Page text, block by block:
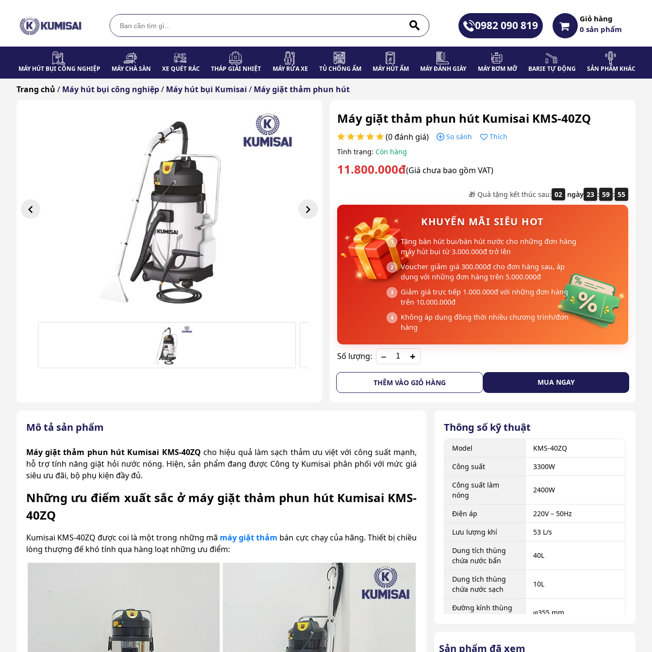
0982 090 819
Giỏ hàng
0sản phẩm
MÁY HÚT BỤI CÔNG NGHIỆP MÁY CHÀ SÀN XE QUÉT RÁC THÁP GIẢI NHIỆT MÁY RỬA XE TỦ CHỐNG ẨM MÁY HÚT ẨM MÁY ĐÁNH GIÀY MÁY BƠM MỠ BARIE TỰ ĐỘNG SẢN PHẨM KHÁC
Trang chủ / Máy hút bụi công nghiệp / Máy hút bụi Kumisai / Máy giặt thảm phun hút
Máy giặt thảm phun hút Kumisai KMS-40ZQ
(0 đánh giá) So sánh
Thích
Tình trạng: Còn hàng
11.800.000đ(Giá chưa bao gồm VAT)
🎁 Quà tặng kết thúc sau: 02 ngày 23 : 59 : 54
KHUYẾN MÃI SIÊU HOT
Tặng bàn hút bụi/bàn hút nước cho những đơn hàng
máy hút bụi từ 3.000.000đ trở lên
Voucher giảm giá 300.000đ cho đơn hàng sau, áp
dụng với những đơn hàng trên 5.000.000đ
Giảm giá trực tiếp 1.000.000đ với những đơn hàng
trên 10.000.000đ
Không áp dụng đồng thời nhiều chương trình/đơn
hàng
Số lượng: +
THÊM VÀO GIỎ HÀNG MUA NGAY
Mô tả sản phẩm
Máy giặt thảm phun hút Kumisai KMS-40ZQ cho hiệu quả làm sạch thảm ưu việt với công suất mạnh,
hỗ trợ tính năng giặt hỏi nước nóng. Hiện, sản phẩm đang được Công ty Kumisai phân phối với mức giá
siêu ưu đãi, bộ phụ kiện đầy đủ.
Những ưu điểm xuất sắc ở máy giặt thảm phun hút Kumisai KMS-
40ZQ
Kumisai KMS-40ZQ được coi là một trong những mã máy giặt thảm bán cực chạy của hãng. Thiết bị chiều
lòng thượng đế khó tính qua hàng loạt những ưu điểm:
Thông số kỹ thuật
Model
KMS-40ZQ
Công suất
3300W
Công suất làm
nóng
2400W
Điện áp
220V – 50Hz
Lưu lượng khí
53 L/s
Dung tích thùng
chứa nước bẩn
40L
Dung tích thùng
chứa nước sạch
10L
Đường kính thùng
φ355 mm
Sản phẩm đã xem